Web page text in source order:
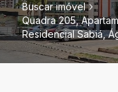
Buscar imóvel
Quadra 205,
Residencial Sabiá,